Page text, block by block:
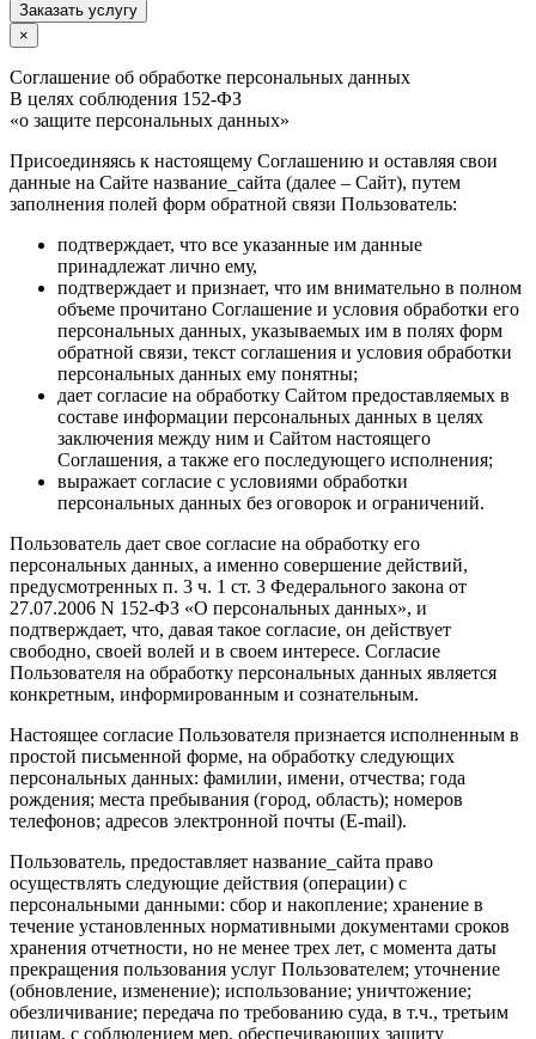
Заказать услугу
×
Соглашение об обработке персональных данных
В целях соблюдения 152-ФЗ
«о защите персональных данных»
Присоединяясь к настоящему Соглашению и оставляя свои
данные на Сайте название_сайта (далее – Сайт), путем
заполнения полей форм обратной связи Пользователь:
подтверждает, что все указанные им данные
принадлежат лично ему,
подтверждает и признает, что им внимательно в полном
объеме прочитано Соглашение и условия обработки его
персональных данных, указываемых им в полях форм
обратной связи, текст соглашения и условия обработки
персональных данных ему понятны;
дает согласие на обработку Сайтом предоставляемых в
составе информации персональных данных в целях
заключения между ним и Сайтом настоящего
Соглашения, а также его последующего исполнения;
выражает согласие с условиями обработки
персональных данных без оговорок и ограничений.
Пользователь дает свое согласие на обработку его
персональных данных, а именно совершение действий,
предусмотренных п. 3 ч. 1 ст. 3 Федерального закона от
27.07.2006 N 152-ФЗ «О персональных данных», и
подтверждает, что, давая такое согласие, он действует
свободно, своей волей и в своем интересе. Согласие
Пользователя на обработку персональных данных является
конкретным, информированным и сознательным.
Настоящее согласие Пользователя признается исполненным в
простой письменной форме, на обработку следующих
персональных данных: фамилии, имени, отчества; года
рождения; места пребывания (город, область); номеров
телефонов; адресов электронной почты (E-mail).
Пользователь, предоставляет название_сайта право
осуществлять следующие действия (операции) с
персональными данными: сбор и накопление; хранение в
течение установленных нормативными документами сроков
хранения отчетности, но не менее трех лет, с момента даты
прекращения пользования услуг Пользователем; уточнение
(обновление, изменение); использование; уничтожение;
обезличивание; передача по требованию суда, в т.ч., третьим
лицам, с соблюдением мер, обеспечивающих защиту